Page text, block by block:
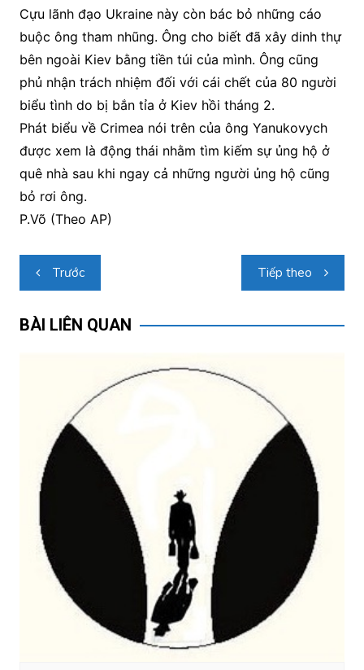
Cựu lãnh đạo Ukraine này còn bác bỏ những cáo
buộc ông tham nhũng. Ông cho biết đã xây dinh thự
bên ngoài Kiev bằng tiền túi của mình. Ông cũng
phủ nhận trách nhiệm đối với cái chết của 80 người
biểu tình do bị bắn tỉa ở Kiev hồi tháng 2.
Phát biểu về Crimea nói trên của ông Yanukovych
được xem là động thái nhằm tìm kiếm sự ủng hộ ở
quê nhà sau khi ngay cả những người ủng hộ cũng
bỏ rơi ông.
P.Võ (Theo AP)
Điều
hướng
bài
Trước Tiếp theo
BÀI LIÊN QUAN